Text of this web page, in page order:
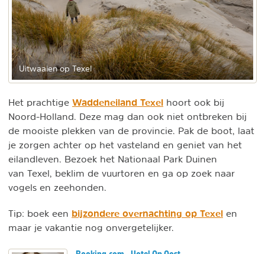
Uitwaaien op Texel
Het prachtige Waddeneiland Texel hoort ook bij
Noord-Holland. Deze mag dan ook niet ontbreken bij
de mooiste plekken van de provincie. Pak de boot, laat
je zorgen achter op het vasteland en geniet van het
eilandleven. Bezoek het Nationaal Park Duinen
van Texel, beklim de vuurtoren en ga op zoek naar
vogels en zeehonden.
Tip: boek een bijzondere overnachting op Texel en
maar je vakantie nog onvergetelijker.